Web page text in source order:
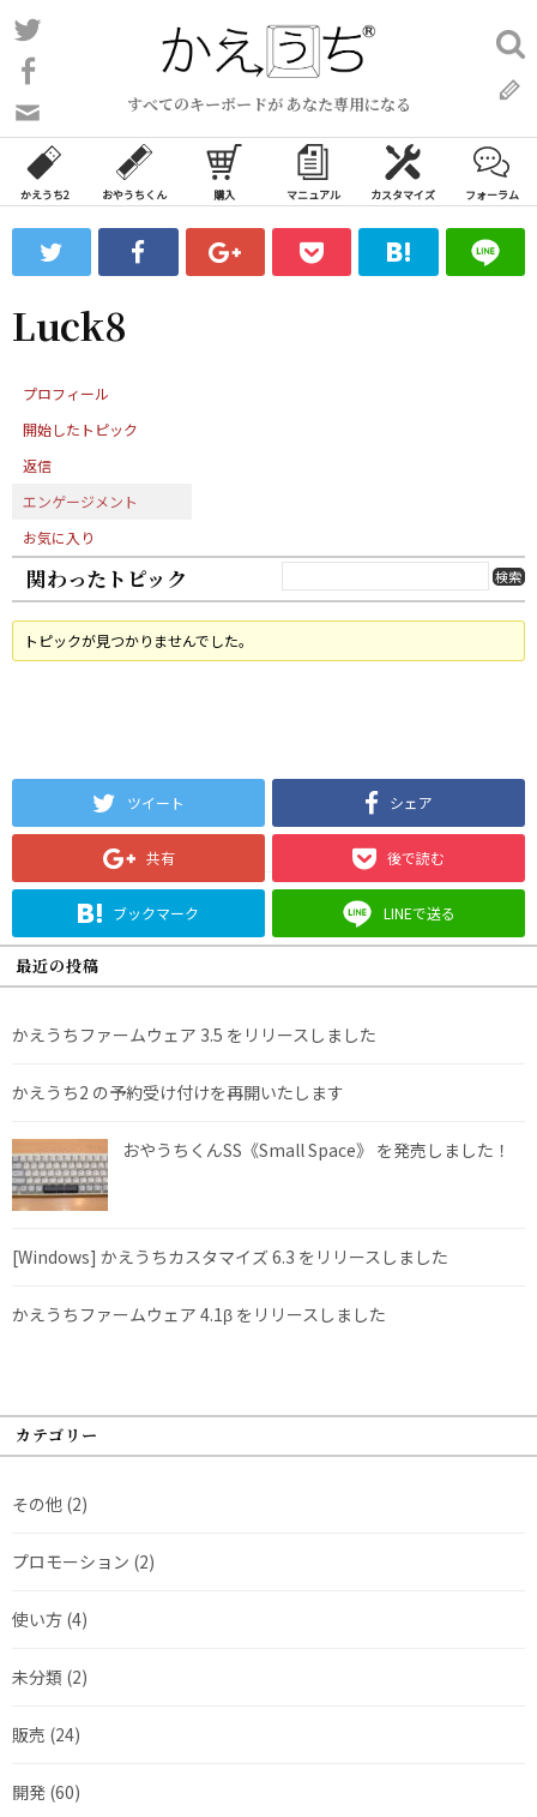
コ
ン
ン
ツ
ス
ッ
プ
すべてのキーボードが あなた専用になる
い
合
わ
フ
ォ
ム
検
索:
かえうち2 おやうちくん 購入 マニュアル カスタマイズ フォーラム
Luck8
プロフィール
開始したトピック
返信
エンゲージメント
お気に入り
関わったトピック
トピックが見つかりませんでした。
ツイート シェア
共有 後で読む
ブックマーク LINEで送る
最近の投稿
かえうちファームウェア 3.5 をリリースしました
かえうち2 の予約受け付けを再開いたします
おやうちくんSS《Small Space》 を発売しました！
[Windows] かえうちカスタマイズ 6.3 をリリースしました
かえうちファームウェア 4.1β をリリースしました
カテゴリー
その他 (2)
プロモーション (2)
使い方 (4)
未分類 (2)
販売 (24)
開発 (60)